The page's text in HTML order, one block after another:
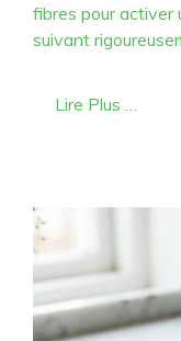
fibres pour activer
suivant
Lire Plus …